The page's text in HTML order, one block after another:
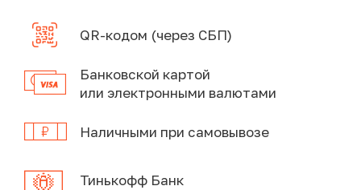
QR-кодом (через СБП)
Банковской картой
или электронными валютами
Наличными при самовывозе
Тинькофф Банк